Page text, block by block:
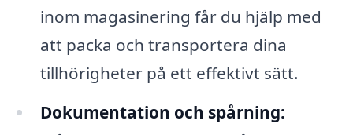
inom magasinering får du hjälp med
att packa och transportera dina
tillhörigheter på ett effektivt sätt.
Dokumentation och spårning: